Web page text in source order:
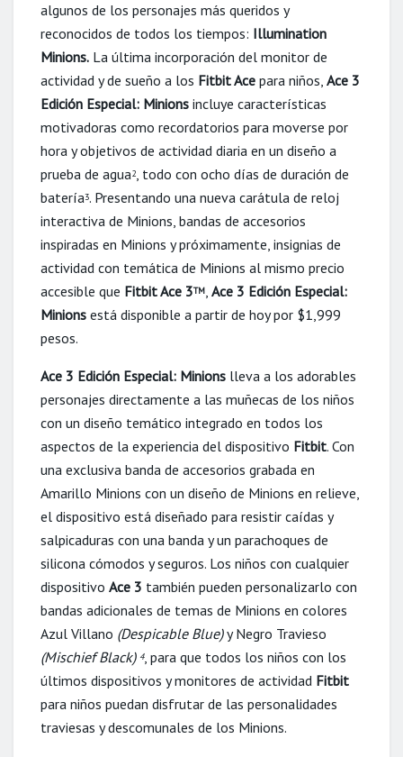
algunos de los personajes más queridos y
reconocidos de todos los tiempos: Illumination
Minions. La última incorporación del monitor de
actividad y de sueño a los Fitbit Ace para niños, Ace 3
Edición Especial: Minions incluye características
motivadoras como recordatorios para moverse por
hora y objetivos de actividad diaria en un diseño a
prueba de agua2, todo con ocho días de duración de
batería3. Presentando una nueva carátula de reloj
interactiva de Minions, bandas de accesorios
inspiradas en Minions y próximamente, insignias de
actividad con temática de Minions al mismo precio
accesible que Fitbit Ace 3TM, Ace 3 Edición Especial:
Minions está disponible a partir de hoy por $1,999
pesos.
Ace 3 Edición Especial: Minions lleva a los adorables
personajes directamente a las muñecas de los niños
con un diseño temático integrado en todos los
aspectos de la experiencia del dispositivo Fitbit. Con
una exclusiva banda de accesorios grabada en
Amarillo Minions con un diseño de Minions en relieve,
el dispositivo está diseñado para resistir caídas y
salpicaduras con una banda y un parachoques de
silicona cómodos y seguros. Los niños con cualquier
dispositivo Ace 3 también pueden personalizarlo con
bandas adicionales de temas de Minions en colores
Azul Villano (Despicable Blue)y Negro Travieso
(Mischief Black) 4, para que todos los niños con los
últimos dispositivos y monitores de actividad Fitbit
para niños puedan disfrutar de las personalidades
traviesas y descomunales de los Minions.